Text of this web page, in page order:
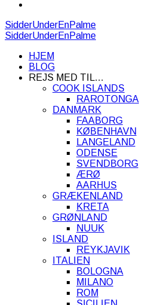
SidderUnderEnPalme
SidderUnderEnPalme
HJEM
BLOG
REJS MED TIL…
COOK ISLANDS
RAROTONGA
DANMARK
FAABORG
KØBENHAVN
LANGELAND
ODENSE
SVENDBORG
ÆRØ
AARHUS
GRÆKENLAND
KRETA
GRØNLAND
NUUK
ISLAND
REYKJAVIK
ITALIEN
BOLOGNA
MILANO
ROM